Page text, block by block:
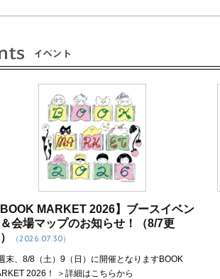
BOOK MARKET 2026】ブースイベン
＆会場マップのお知らせ！（8/7更
（2026.07.30）
末、8/8（土）9（日）に開催となりますBOOK
2026！ ＞詳細はこちらから